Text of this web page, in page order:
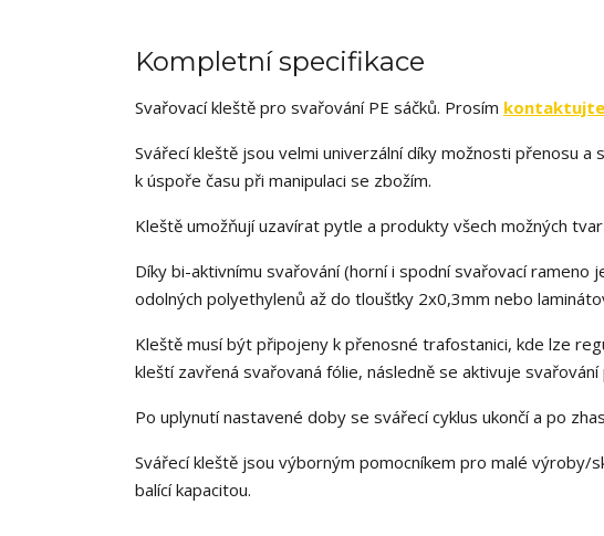
Kompletní specifikace
Svařovací kleště pro svařování PE sáčků. Prosím
Svářecí kleště jsou velmi univerzální díky možnosti přenosu
k úspoře času při manipulaci se zbožím.
Kleště umožňují uzavírat pytle a produkty všech možných
Díky bi-aktivnímu svařování (horní i spodní svařovací
odolných polyethylenů až do tloušťky 2x0,3mm nebo
Kleště musí být připojeny k přenosné trafostanici, kde lze
kleští zavřená svařovaná fólie, následně se aktivuje
Po uplynutí nastavené doby se svářecí cyklus ukončí a po
Svářecí kleště jsou výborným pomocníkem pro malé
balící kapacitou.